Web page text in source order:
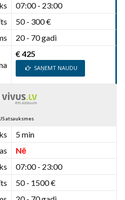
07:00 - 23:00
50 - 300 €
20 - 70 gadi
€ 425
SAŅEMT NAUDU
atsauksmes
5 min
Nē
07:00 - 23:00
50 - 1500 €